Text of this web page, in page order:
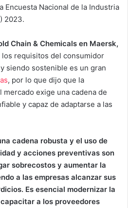
Encuesta Nacional de la Industria
2023.
Chain & Chemicals en Maersk,
requisitos del consumidor
siendo sostenible es un gran
, por lo que dijo que la
exige una cadena de
y capaz de adaptarse a las
cadena robusta y el uso de
y acciones preventivas son
sobrecostos y aumentar la
a las empresas alcanzar sus
Es esencial modernizar la
a los proveedores